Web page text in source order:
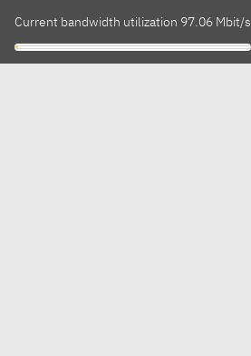
Current bandwidth utilization 97.06 Mbit/s